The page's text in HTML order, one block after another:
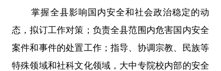
掌握全县影响国内安全和社会政治稳定的动
态，拟订工作对策；负责全县范围内危害国内安全
案件和事件的处置工作；指导、协调宗教、民族等
特殊领域和社科文化领域，大中专院校内部的安全